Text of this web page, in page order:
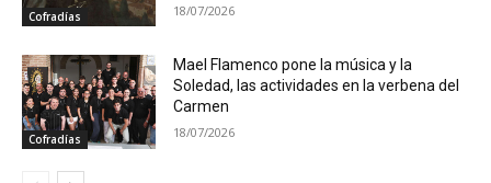
Cofradías 18/07/2026
Cofradías
Mael Flamenco pone la música y la
Soledad, las actividades en la verbena del
Carmen
18/07/2026